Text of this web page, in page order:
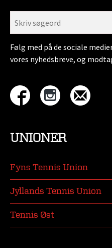
Følg med på de sociale
vores nyhedsbreve, og
UNIONER
Fyns Tennis Union
Jyllands Tennis Union
Tennis Øst